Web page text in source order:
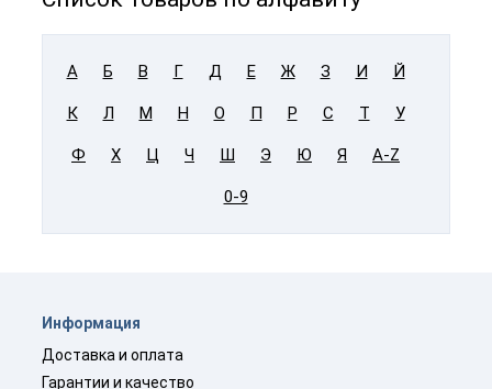
А Б В Г Д Е Ж З И Й
К Л М Н О П Р С Т У
Ф Х Ц Ч Ш Э Ю Я A-Z
0-9
Информация
Доставка и оплата
Гарантии и качество